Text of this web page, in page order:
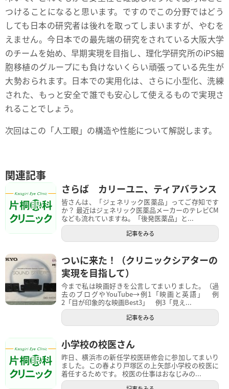
つけることになると思います。ですのでこの分野ではどう
しても日本の研究者は後れを取ってしまいますが、やむを
えません。今日本での最先端の研究をされている大阪大学
のチームを始め、早期実現を目指し、理化学研究所のiPS細
胞移植のグループにも負けないくらい頑張っている先生が
大勢おられます。日本での実用化は、さらに小型化、洗練
された、もっと安全で誰でも安心して使えるもので実現さ
れることでしょう。
次回はこの「人工眼」の構造や性能について解説します。
関連記事
さらば カリーユニ、ティアバランス
皆さんは、「ジェネリック医薬品」ってご存知です
か？ 最近はジェネリック医薬品メーカーのテレビCM
なども流れていますね。「後発医薬品」と...
記事をみる
ついに来た！（クリニックシアターの
実現を目指して）
今まで私は映画好きを公言してまいりました。（過
去のブログやYouTube→例1「映画と英語」 例
2「目が印象的な映画Best3」 例3「見え...
記事をみる
小学校の校医さん
昨日、横浜市の新任学校医研修会に参加してまいり
ました。この春より戸塚区の上矢部小学校の校医に
着任するためです。 校医の仕事はおなじみの...